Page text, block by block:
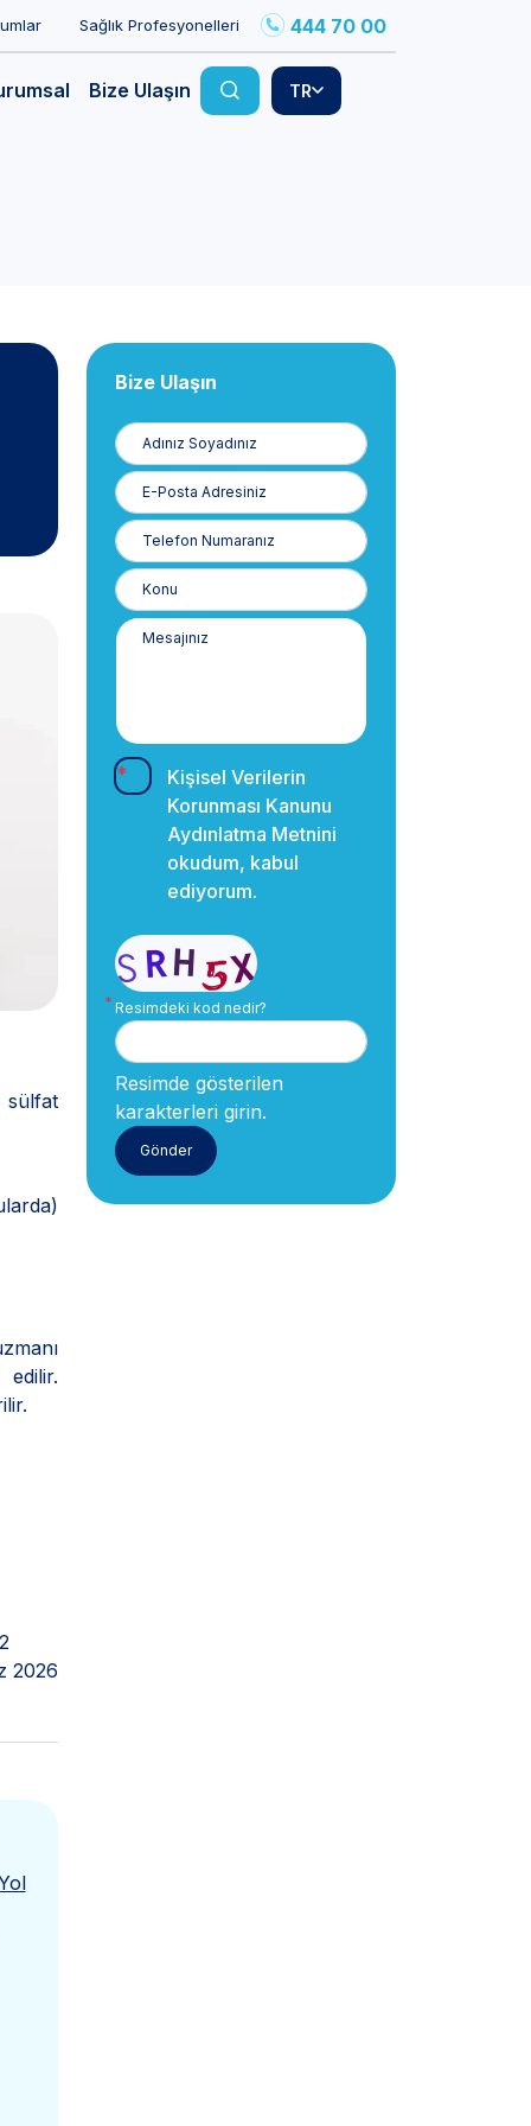
Sağlık Profesyonelleri 444 70 00
Bize Ulaşın TR
sülfat
2026
Bize Ulaşın
Adınız
Soyadınız
E-
Posta
Telefon
Numaranız
Kişisel Verilerin
Korunması Kanunu
Aydınlatma Metnini
okudum, kabul
ediyorum.
Resimdeki kod nedir?
Resimde gösterilen
karakterleri girin.